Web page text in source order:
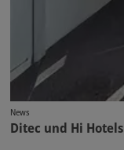
News
Ditec und Hi